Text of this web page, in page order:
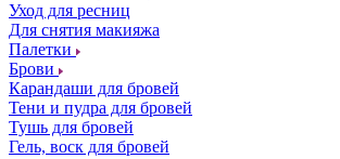
Уход для ресниц
Для снятия макияжа
Палетки
Брови
Карандаши для бровей
Тени и пудра для бровей
Тушь для бровей
Гель, воск для бровей